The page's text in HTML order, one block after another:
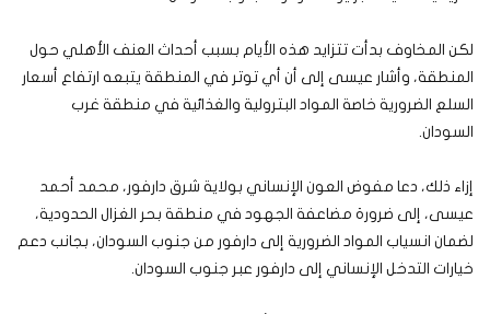
لكن المخاوف بدأت تتزايد هذه الأيام بسبب أحداث العنف الأهلي حول
المنطقة، وأشار عيسى إلى أن أي توتر في المنطقة يتبعه ارتفاع أسعار
السلع الضرورية خاصة المواد البترولية والغذائية في منطقة غرب
السودان.
إزاء ذلك، دعا مفوض العون الإنساني بولاية شرق دارفور، محمد أحمد
عيسى، إلى ضرورة مضاعفة الجهود في منطقة بحر الغزال الحدودية،
لضمان انسياب المواد الضرورية إلى دارفور من جنوب السودان، بجانب دعم
خيارات التدخل الإنساني إلى دارفور عبر جنوب السودان.